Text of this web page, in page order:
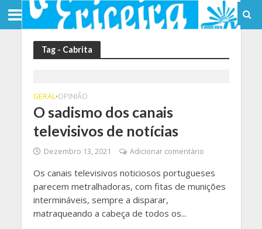
Tag - Cabrita
GERAL•OPINIÃO
O sadismo dos canais
televisivos de notícias
Dezembro 13, 2021 Adicionar comentário
Os canais televisivos noticiosos portugueses
parecem metralhadoras, com fitas de munições
intermináveis, sempre a disparar,
matraqueando a cabeça de todos os...